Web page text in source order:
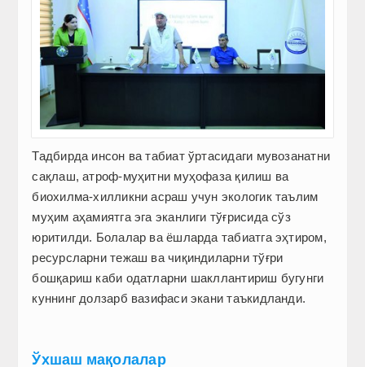
Тадбирда инсон ва табиат ўртасидаги мувозанатни
сақлаш, атроф-муҳитни муҳофаза қилиш ва
биохилма-хилликни асраш учун экологик таълим
муҳим аҳамиятга эга эканлиги тўғрисида сўз
юритилди. Болалар ва ёшларда табиатга эҳтиром,
ресурсларни тежаш ва чиқиндиларни тўғри
бошқариш каби одатларни шакллантириш бугунги
куннинг долзарб вазифаси экани таъкидланди.
Ўхшаш мақолалар